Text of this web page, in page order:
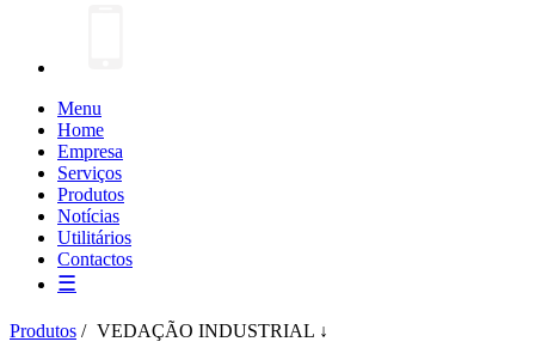
Menu
Home
Empresa
Serviços
Produtos
Notícias
Utilitários
Contactos
☰
Produtos / VEDAÇÃO INDUSTRIAL ↓